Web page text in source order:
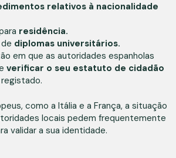
relativos à nacionalidade
residência.
diplomas universitários.
em que as autoridades espanholas
verificar o seu estatuto de cidadão
registado.
como a Itália e a França, a situação
locais pedem frequentemente
validar a sua identidade.